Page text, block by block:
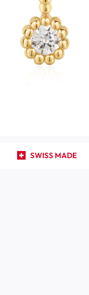
SWISS MADE